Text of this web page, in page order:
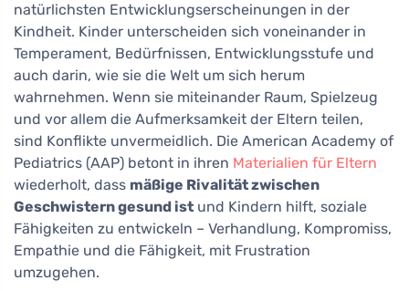
natürlichsten Entwicklungserscheinungen in der
Kindheit. Kinder unterscheiden sich voneinander in
Temperament, Bedürfnissen, Entwicklungsstufe und
auch darin, wie sie die Welt um sich herum
wahrnehmen. Wenn sie miteinander Raum, Spielzeug
und vor allem die Aufmerksamkeit der Eltern teilen,
sind Konflikte unvermeidlich. Die American Academy of
Pediatrics (AAP) betont in ihren Materialien für Eltern
wiederholt, dass mäßige Rivalität zwischen
Geschwistern gesund ist und Kindern hilft, soziale
Fähigkeiten zu entwickeln – Verhandlung, Kompromiss,
Empathie und die Fähigkeit, mit Frustration
umzugehen.